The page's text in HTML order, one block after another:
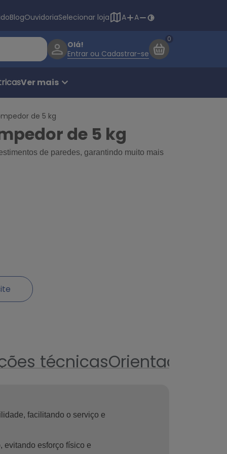
BlogOuvidoriaSelecionar loja A A
Olá!
Entrar ou Cadastrar-se
Ver mais
de 5 kg
de 5 kg
de paredes, garantindo muito mais
técnicasOrientações
facilitando o serviço e
evitando esforço físico e